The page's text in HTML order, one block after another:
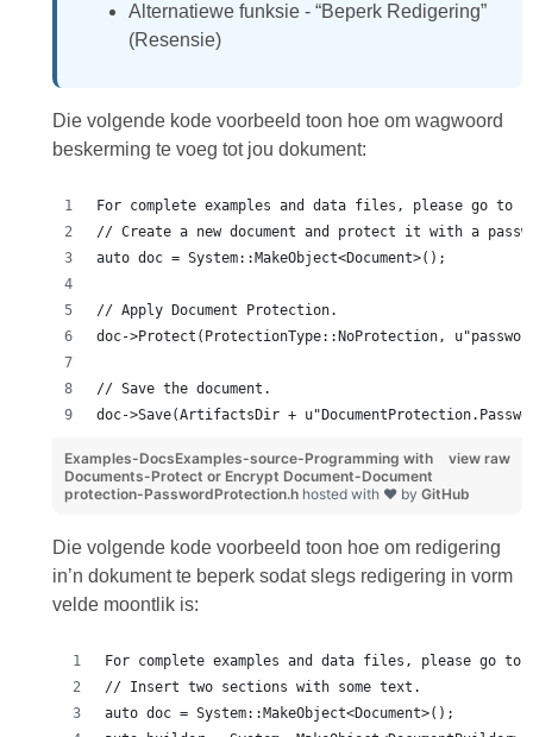
Alternatiewe funksie - “Beperk Redigering”
(Resensie)
Die volgende kode voorbeeld toon hoe om wagwoord
beskerming te voeg tot jou dokument:
For complete examples and data files, please go to
// Create a new document and protect it with a
auto doc = System::MakeObject<Document>();
// Apply Document Protection.
doc->Protect(ProtectionType::NoProtection,
// Save the document.
doc->Save(ArtifactsDir +
view raw
Examples-DocsExamples-source-Programming with
Documents-Protect or Encrypt Document-Document
protection-PasswordProtection.h hosted with ❤ by GitHub
Die volgende kode voorbeeld toon hoe om redigering
in’n dokument te beperk sodat slegs redigering in vorm
velde moontlik is:
For complete examples and data files, please go to
// Insert two sections with some text.
auto doc = System::MakeObject<Document>();